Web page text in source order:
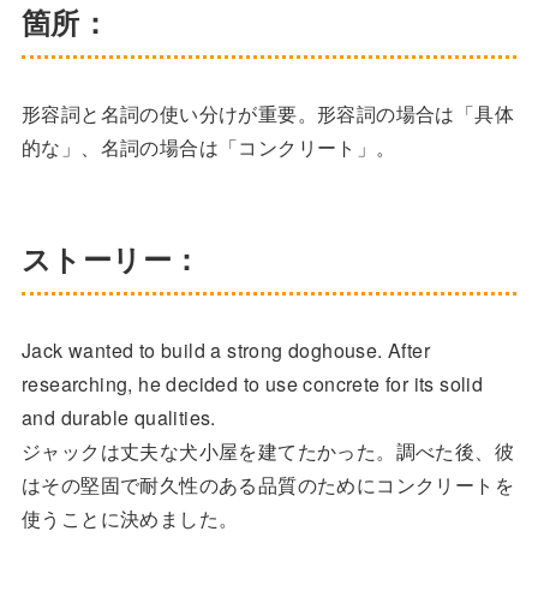
箇所：
形容詞と名詞の使い分けが重要。形容詞の場合は「具体
的な」、名詞の場合は「コンクリート」。
ストーリー：
Jack wanted to build a strong doghouse. After
researching, he decided to use concrete for its solid
and durable qualities.
ジャックは丈夫な犬小屋を建てたかった。調べた後、彼
はその堅固で耐久性のある品質のためにコンクリートを
使うことに決めました。